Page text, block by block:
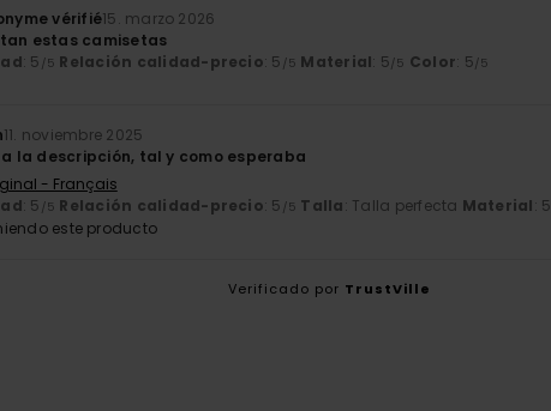
vérifié15. marzo 2026
estas camisetas
: 5 /5 Relación calidad-precio: 5 /5 Material: 5/5 Color: 5/5
11. noviembre 2025
la descripción, tal y como esperaba
- Français
: 5 /5 Relación calidad-precio: 5 /5 Talla: Talla perfecta Material: 5
este producto
Verificado por TrustVille